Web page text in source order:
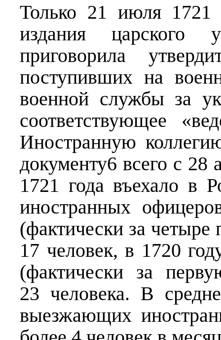
Только 21 июля 1721
издания царского
приговорила
поступивших на
военной службы за
соответствующее
Иностранную
документу6 всего с 28
1721 года въехало в
иностранных
(фактически за четыре
17 человек, в 1720
(фактически за
23 человека. В
выезжающих